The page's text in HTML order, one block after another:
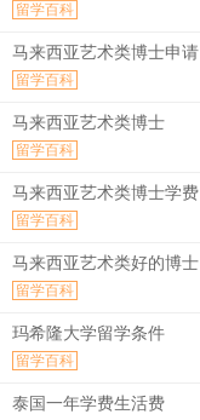
留学百科
马来西亚艺术类博士申请
留学百科
马来西亚艺术类博士
留学百科
马来西亚艺术类博士学费
留学百科
马来西亚艺术类好的博士
留学百科
玛希隆大学留学条件
留学百科
泰国一年学费生活费